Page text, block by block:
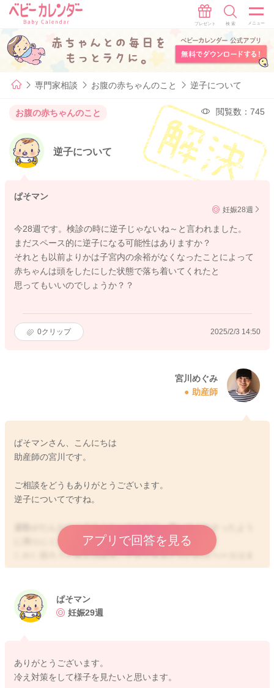
専門家相談 お腹の赤ちゃんのこと 逆子について
お腹の赤ちゃんのこと 閲覧数：745
逆子について
ぱそマン
妊娠28週
今28週です。検診の時に逆子じゃないね～と言われました。
まだスペース的に逆子になる可能性はありますか？
それとも以前よりかは子宮内の余裕がなくなったことによって
赤ちゃんは頭をしたにした状態で落ち着いてくれたと
思ってもいいのでしょうか？？
0クリップ 2025/2/3 14:50
宮川めぐみ
助産師
ぱそマンさん、こんにちは
助産師の宮川です。
ご相談をどうもありがとうございます。
逆子についてですね。
週数がだんだんと大きくなってきる分、書いてくださったよう
に周りにくさは出てきています。
しかし回ろうと思えば回ることができるぐらいのスペースはま
だあるのではと思います。
なので引き続き足元から冷え対策をされてみたり、無理をせず
にゆったりとする時間を設けるようにされること、赤ちゃんに
そうしていただくことでも逆子ちゃんにならずに済むようにな
るかと思います。
アプリで回答を見る
ぱそマン
妊娠29週
ありがとうございます。
冷え対策をして様子を見たいと思います。